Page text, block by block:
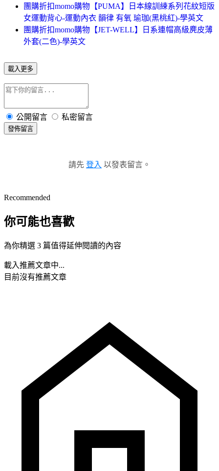
團購折扣momo購物【PUMA】日本線訓練系列花紋短版
女運動背心-運動內衣 韻律 有氧 瑜珈(黑桃紅)-學英文
團購折扣momo購物【JET-WELL】日系連帽高級麂皮薄
外套(二色)-學英文
載入更多
公開留言 私密留言
發佈留言
請先 登入 以發表留言。
Recommended
你可能也喜歡
為你精選 3 篇值得延伸閱讀的內容
載入推薦文章中...
目前沒有推薦文章